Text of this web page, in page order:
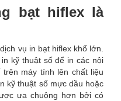
bạt hiflex là
vụ in bạt hiflex khổ lớn.
kỹ thuật số để in các nội
máy tính lên chất liệu
kỹ thuật số mực dầu hoặc
ưa chuộng hơn bởi có